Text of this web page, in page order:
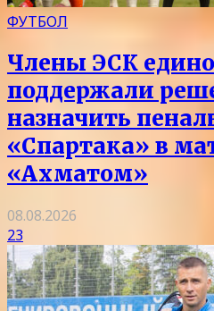
ФУТБОЛ
Члены ЭСК
поддержали
назначить
«Спартака» в
«Ахматом»
08.08.2026
23